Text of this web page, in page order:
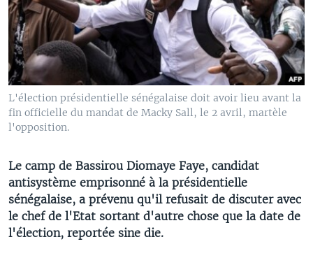
L'élection présidentielle sénégalaise doit avoir lieu avant la
fin officielle du mandat de Macky Sall, le 2 avril, martèle
l'opposition.
Le camp de Bassirou Diomaye Faye, candidat
antisystème emprisonné à la présidentielle
sénégalaise, a prévenu qu'il refusait de discuter avec
le chef de l'Etat sortant d'autre chose que la date de
l'élection, reportée sine die.